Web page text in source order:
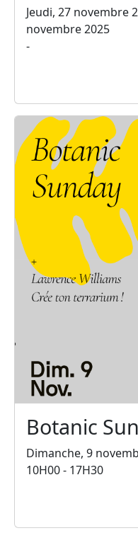
Jeudi, 27 novembre
novembre 2025
-
Botanic
Dimanche, 9
10H00 - 17H30